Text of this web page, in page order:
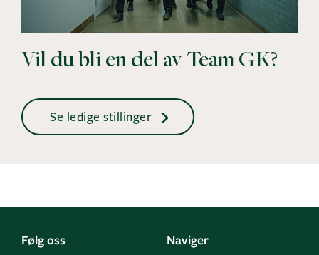
Vil du bli en del av Team GK?
Se ledige stillinger
Følg oss Naviger